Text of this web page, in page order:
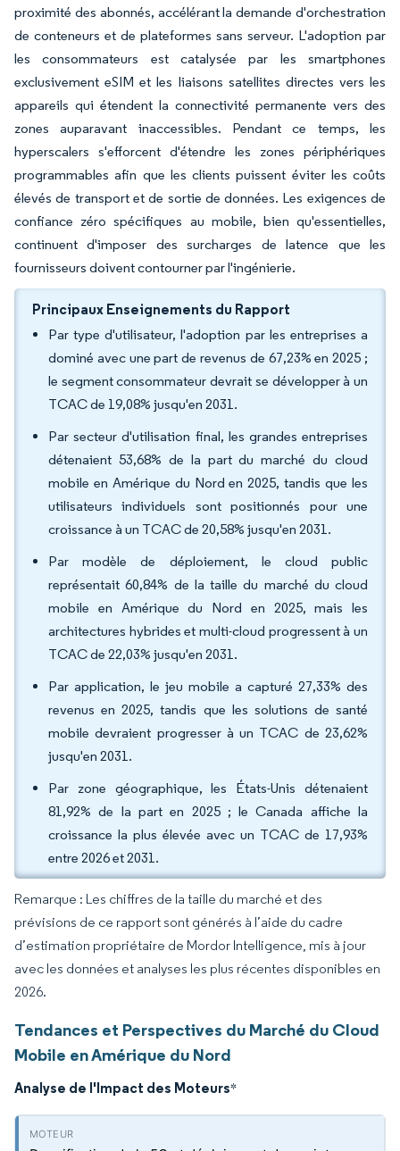
proximité des abonnés, accélérant la demande d'orchestration
de conteneurs et de plateformes sans serveur. L'adoption par
les consommateurs est catalysée par les smartphones
exclusivement eSIM et les liaisons satellites directes vers les
appareils qui étendent la connectivité permanente vers des
zones auparavant inaccessibles. Pendant ce temps, les
hyperscalers s'efforcent d'étendre les zones périphériques
programmables afin que les clients puissent éviter les coûts
élevés de transport et de sortie de données. Les exigences de
confiance zéro spécifiques au mobile, bien qu'essentielles,
continuent d'imposer des surcharges de latence que les
fournisseurs doivent contourner par l'ingénierie.
Principaux Enseignements du Rapport
Par type d'utilisateur, l'adoption par les entreprises a
dominé avec une part de revenus de 67,23% en 2025 ;
le segment consommateur devrait se développer à un
TCAC de 19,08% jusqu'en 2031.
Par secteur d'utilisation final, les grandes entreprises
détenaient 53,68% de la part du marché du cloud
mobile en Amérique du Nord en 2025, tandis que les
utilisateurs individuels sont positionnés pour une
croissance à un TCAC de 20,58% jusqu'en 2031.
Par modèle de déploiement, le cloud public
représentait 60,84% de la taille du marché du cloud
mobile en Amérique du Nord en 2025, mais les
architectures hybrides et multi-cloud progressent à un
TCAC de 22,03% jusqu'en 2031.
Par application, le jeu mobile a capturé 27,33% des
revenus en 2025, tandis que les solutions de santé
mobile devraient progresser à un TCAC de 23,62%
jusqu'en 2031.
Par zone géographique, les États-Unis détenaient
81,92% de la part en 2025 ; le Canada affiche la
croissance la plus élevée avec un TCAC de 17,93%
entre 2026 et 2031.
Remarque : Les chiffres de la taille du marché et des
prévisions de ce rapport sont générés à l’aide du cadre
d’estimation propriétaire de Mordor Intelligence, mis à jour
avec les données et analyses les plus récentes disponibles en
2026.
Tendances et Perspectives du Marché du Cloud
Mobile en Amérique du Nord
Analyse de l'Impact des Moteurs*